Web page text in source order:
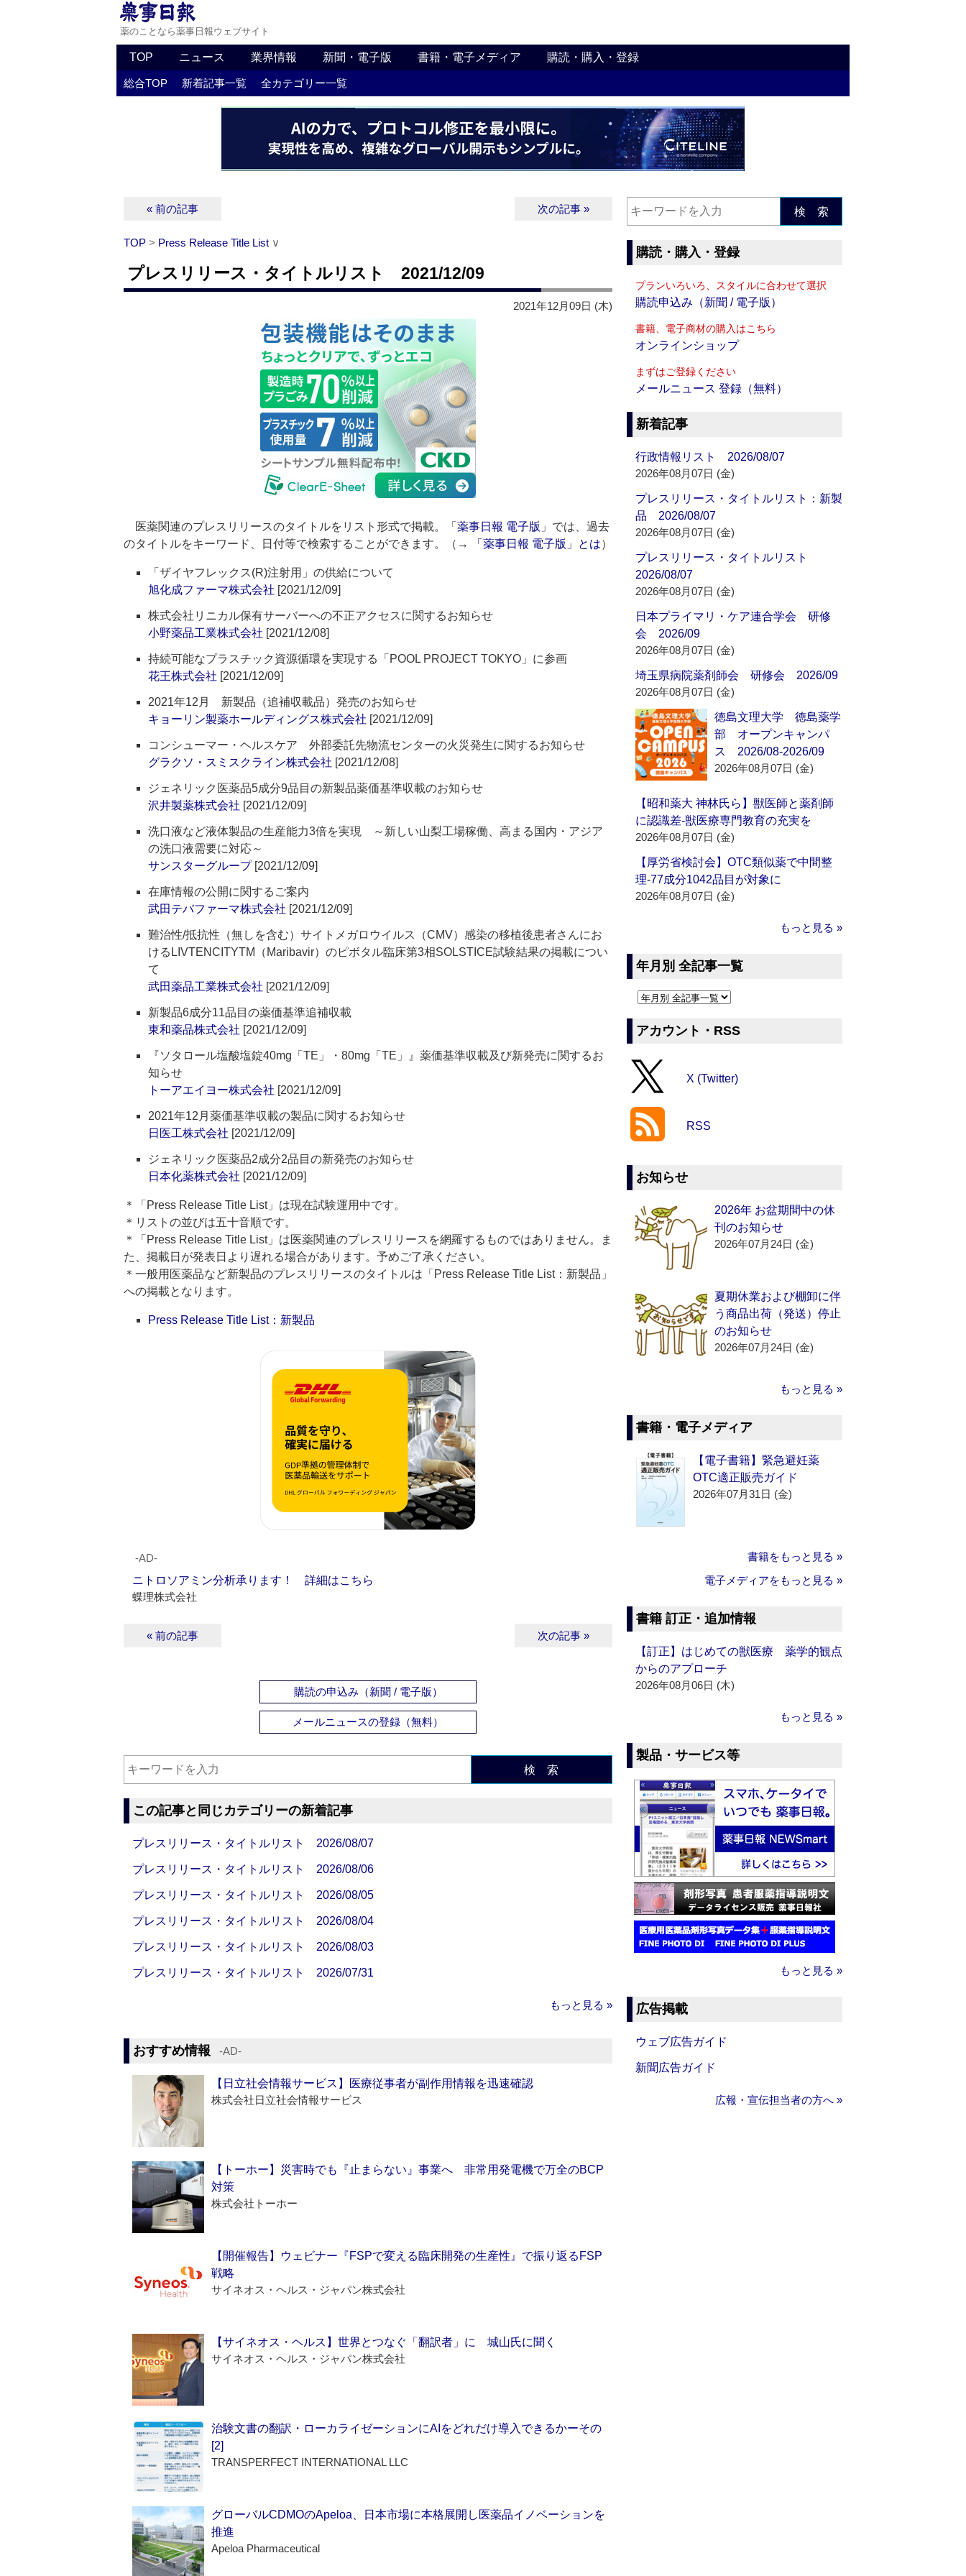
薬のことなら薬事日報ウェブサイト
TOP ニュース 業界情報 新聞・電子版 書籍・電子メディア 購読・購入・登録
総合TOP 新着記事一覧 全カテゴリー一覧
« 前の記事 次の記事 »
TOP > Press Release Title List ∨
プレスリリース・タイトルリスト 2021/12/09
2021年12月09日 (木)
医薬関連のプレスリリースのタイトルをリスト形式で掲載。「 薬事日報 電子版 」では、過去
のタイトルをキーワード、日付等で検索することができます。（→
「薬事日報 電子版」とは）
「ザイヤフレックス(R)注射用」の供給について
旭化成ファーマ株式会社 [2021/12/09]
株式会社リニカル保有サーバーへの不正アクセスに関するお知らせ
小野薬品工業株式会社 [2021/12/08]
持続可能なプラスチック資源循環を実現する「POOL PROJECT TOKYO」に参画
花王株式会社 [2021/12/09]
2021年12月 新製品（追補収載品）発売のお知らせ
キョーリン製薬ホールディングス株式会社 [2021/12/09]
コンシューマー・ヘルスケア 外部委託先物流センターの火災発生に関するお知らせ
グラクソ・スミスクライン株式会社 [2021/12/08]
ジェネリック医薬品5成分9品目の新製品薬価基準収載のお知らせ
沢井製薬株式会社 [2021/12/09]
洗口液など液体製品の生産能力3倍を実現 ～新しい山梨工場稼働、高まる国内・アジア
の洗口液需要に対応～
サンスターグループ[2021/12/09]
在庫情報の公開に関するご案内
武田テバファーマ株式会社 [2021/12/09]
難治性/抵抗性（無しを含む）サイトメガロウイルス（CMV）感染の移植後患者さんにお
けるLIVTENCITYTM（Maribavir）のピボタル臨床第3相SOLSTICE試験結果の掲載につい
て
武田薬品工業株式会社 [2021/12/09]
新製品6成分11品目の薬価基準追補収載
東和薬品株式会社 [2021/12/09]
『ソタロール塩酸塩錠40mg「TE」・80mg「TE」』薬価基準収載及び新発売に関するお
知らせ
トーアエイヨー株式会社 [2021/12/09]
2021年12月薬価基準収載の製品に関するお知らせ
日医工株式会社 [2021/12/09]
ジェネリック医薬品2成分2品目の新発売のお知らせ
日本化薬株式会社 [2021/12/09]
＊「Press Release Title List」は現在試験運用中です。
＊リストの並びは五十音順です。
＊「Press Release Title List」は医薬関連のプレスリリースを網羅するものではありません。ま
た、掲載日が発表日より遅れる場合があります。予めご了承ください。
＊一般用医薬品など新製品のプレスリリースのタイトルは「Press Release Title List：新製品」
への掲載となります。
Press Release Title List：新製品
‐AD‐
ニトロソアミン分析承ります！ 詳細はこちら
蝶理株式会社
« 前の記事 次の記事 »
購読の申込み（新聞 / 電子版）
メールニュースの登録（無料）
検 索
この記事と同じカテゴリーの新着記事
プレスリリース・タイトルリスト 2026/08/07
プレスリリース・タイトルリスト 2026/08/06
プレスリリース・タイトルリスト 2026/08/05
プレスリリース・タイトルリスト 2026/08/04
プレスリリース・タイトルリスト 2026/08/03
プレスリリース・タイトルリスト 2026/07/31
もっと見る »
おすすめ情報 ‐AD‐
【日立社会情報サービス】医療従事者が副作用情報を迅速確認
株式会社日立社会情報サービス
【トーホー】災害時でも『止まらない』事業へ 非常用発電機で万全のBCP
対策
株式会社トーホー
【開催報告】ウェビナー『FSPで変える臨床開発の生産性』で振り返るFSP
戦略
サイネオス・ヘルス・ジャパン株式会社
【サイネオス・ヘルス】世界とつなぐ「翻訳者」に 城山氏に聞く
サイネオス・ヘルス・ジャパン株式会社
治験文書の翻訳・ローカライゼーションにAIをどれだけ導入できるかーその
[2]
TRANSPERFECT INTERNATIONAL LLC
グローバルCDMOのApeloa、日本市場に本格展開し医薬品イノベーションを
推進
Apeloa Pharmaceutical
検 索
購読・購入・登録
プランいろいろ、スタイルに合わせて選択
購読申込み（新聞 / 電子版）
書籍、電子商材の購入はこちら
オンラインショップ
まずはご登録ください
メールニュース 登録（無料）
新着記事
行政情報リスト 2026/08/07
2026年08月07日 (金)
プレスリリース・タイトルリスト：新製
品 2026/08/07
2026年08月07日 (金)
プレスリリース・タイトルリスト
2026/08/07
2026年08月07日 (金)
日本プライマリ・ケア連合学会 研修
会 2026/09
2026年08月07日 (金)
埼玉県病院薬剤師会 研修会 2026/09
2026年08月07日 (金)
徳島文理大学 徳島薬学
部 オープンキャンパ
ス 2026/08-2026/09
2026年08月07日 (金)
【昭和薬大 神林氏ら】獣医師と薬剤師
に認識差‐獣医療専門教育の充実を
2026年08月07日 (金)
【厚労省検討会】OTC類似薬で中間整
理‐77成分1042品目が対象に
2026年08月07日 (金)
もっと見る »
年月別 全記事一覧
アカウント・RSS
X (Twitter)
RSS
お知らせ
2026年 お盆期間中の休
刊のお知らせ
2026年07月24日 (金)
夏期休業および棚卸に伴
う商品出荷（発送）停止
のお知らせ
2026年07月24日 (金)
もっと見る »
書籍・電子メディア
【電子書籍】緊急避妊薬
OTC適正販売ガイド
2026年07月31日 (金)
書籍をもっと見る »
電子メディアをもっと見る »
書籍 訂正・追加情報
【訂正】はじめての獣医療 薬学的観点
からのアプローチ
2026年08月06日 (木)
もっと見る »
製品・サービス等
もっと見る »
広告掲載
ウェブ広告ガイド
新聞広告ガイド
広報・宣伝担当者の方へ »